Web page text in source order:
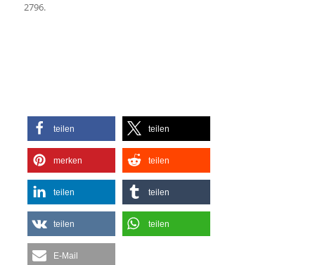
2796.
teilen teilen
merken teilen
teilen teilen
teilen teilen
E-Mail